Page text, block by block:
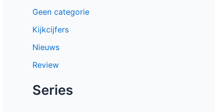
Geen categorie
Kijkcijfers
Nieuws
Review
Series